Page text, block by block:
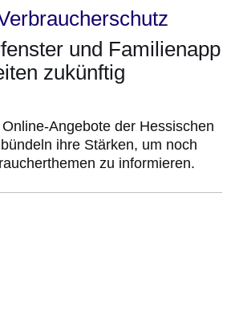
und Familienapp
zukünftig
Angebote der Hessischen
ihre Stärken, um noch
zu informieren.